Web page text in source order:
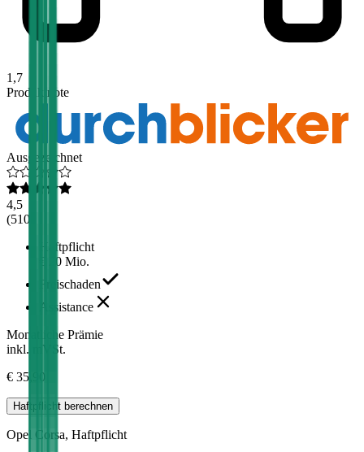
1,7
Produktnote
Ausgezeichnet
4,5
(510
Haftpflicht
€ 20 Mio.
Freischaden
Assistance
Monatliche Prämie
inkl. mVSt.
€ 35,90
Haftpflicht berechnen
Opel Corsa, Haftpflicht